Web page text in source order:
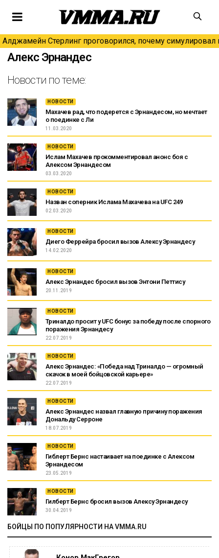
Алджамейн Стерлинг проговорился, почему симулировал
Алекс Эрнандес
Новости по теме:
НОВОСТИ
Махачев рад, что подерется с Эрнандесом, но мечтает
о поединке с Ли
11.03.2020
НОВОСТИ
Ислам Махачев прокомментировал анонс боя с
Алексом Эрнандесом
03.03.2020
НОВОСТИ
Назван соперник Ислама Махачева на UFC 249
02.03.2020
НОВОСТИ
Диего Феррейра бросил вызов Алексу Эрнандесу
14.02.2020
НОВОСТИ
Алекс Эрнандес бросил вызов Энтони Петтису
20.11.2019
НОВОСТИ
Триналдо просит у UFC бонус за победу после спорного
поражения Эрнандесу
22.07.2019
НОВОСТИ
Алекс Эрнандес: «Победа над Триналдо — огромный
скачок в моей бойцовской карьере»
22.07.2019
НОВОСТИ
Алекс Эрнандес назвал главную причину поражения
Дональду Серроне
18.07.2019
НОВОСТИ
Гиблерт Бернс настаивает на поединке с Алексом
Эрнандесом
23.05.2019
НОВОСТИ
Гилберт Бернс бросил вызов Алексу Эрнандесу
30.04.2019
БОЙЦЫ ПО ПОПУЛЯРНОСТИ НА VMMA.RU